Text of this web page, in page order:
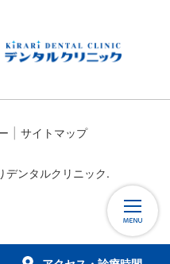
サイトマップ
ンタルクリニック.